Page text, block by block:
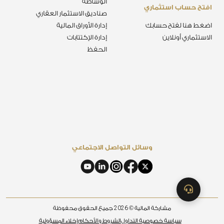
صناديق الاستثمار العقاري
إدارة الأوراق المالية
إدارة الإكتتابات
الحفظ
افتح حساب استثماري
اضغط هنا لفتح حسابك
الاستثماري أونلاين
وسائل التواصل الاجتماعي
مشاركة المالية ©2026جميع الحقوق محفوظة
سياسة خصوصية التداولالشروط والأحكامإخلاء المسؤولية